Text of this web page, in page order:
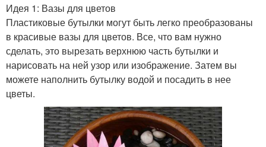
Идея 1: Вазы для цветов
Пластиковые бутылки могут быть легко преобразованы
в красивые вазы для цветов. Все, что вам нужно
сделать, это вырезать верхнюю часть бутылки и
нарисовать на ней узор или изображение. Затем вы
можете наполнить бутылку водой и посадить в нее
цветы.